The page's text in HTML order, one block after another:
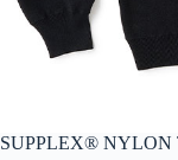
SUPPLEX®︎